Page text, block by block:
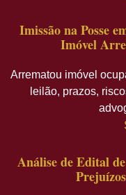
Imissão na Posse
Imóvel
Arrematou imóvel
leilão, prazos,
Análise de Edital